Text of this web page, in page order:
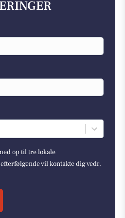
op til tre lokale
vil kontakte dig vedr.